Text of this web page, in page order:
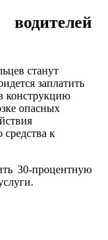
станут
заплатить
конструкцию
опасных
средства к
30-процентную